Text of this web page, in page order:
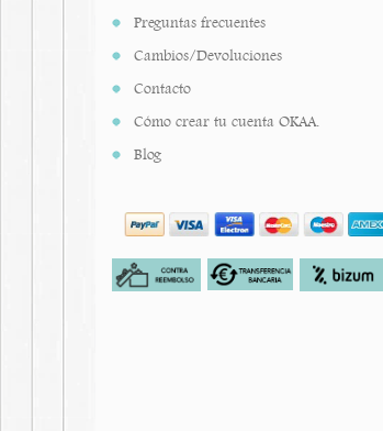
Preguntas frecuentes
Cambios/Devoluciones
Contacto
Cómo crear tu cuenta OKAA.
Blog